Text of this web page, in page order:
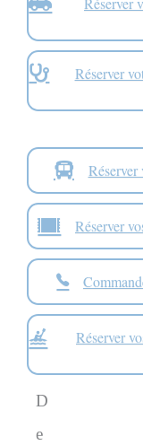
Réserver
Réserver
Réserver
D
e